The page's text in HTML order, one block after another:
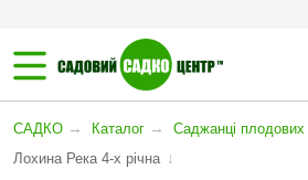
САДКО → Каталог → Саджанці плодових
Лохина Река 4-х річна ↓